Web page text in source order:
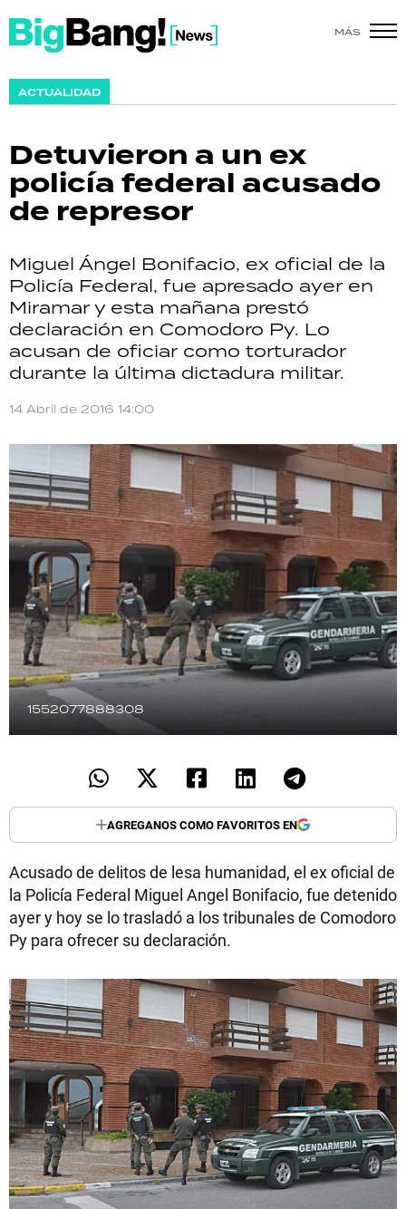
MÁS
ACTUALIDAD
Detuvieron a un ex
policía federal acusado
de represor
Miguel Ángel Bonifacio, ex oficial de la
Policía Federal, fue apresado ayer en
Miramar y esta mañana prestó
declaración en Comodoro Py. Lo
acusan de oficiar como torturador
durante la última dictadura militar.
14 Abril de 2016 14:00
1552077888308
AGREGANOS COMO FAVORITOS EN
Acusado de delitos de lesa humanidad, el ex oficial de
la Policía Federal Miguel Angel Bonifacio, fue detenido
ayer y hoy se lo trasladó a los tribunales de Comodoro
Py para ofrecer su declaración.
SHOW
ACTUALIDAD
POLICIALES
ECONOMÍA
GRAN HERMANO
SALUD
DEPORTES
RECETAS
PALABRAS
HORÓSCOPO
Seguinos